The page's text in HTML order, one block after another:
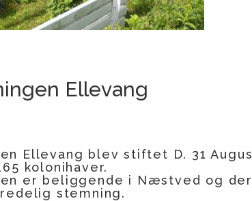
Ellevang
Ellevang blev stiftet D. 31
kolonihaver.
er beliggende i Næstved og
stemning.